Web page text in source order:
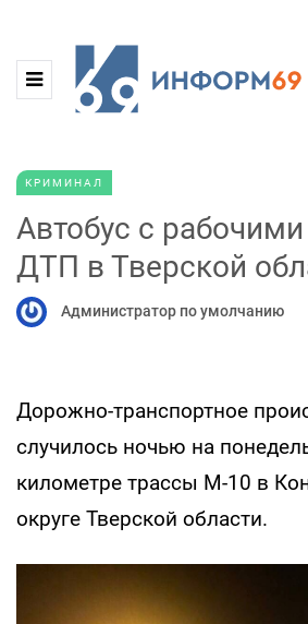
КРИМИНАЛ
Автобус с
ДТП в Тверской
Администратор по умолчанию
Дорожно-транспортное
случилось ночью на
километре трассы М-10 в
округе Тверской области.